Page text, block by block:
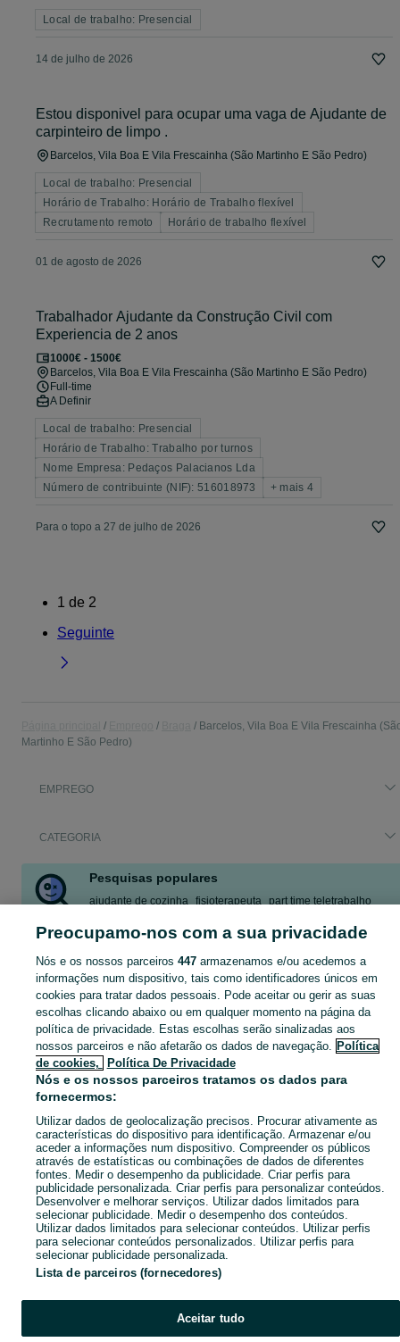
Local de trabalho: Presencial
14 de julho de 2026
Estou disponivel para ocupar uma vaga de Ajudante de
carpinteiro de limpo .
Barcelos, Vila Boa E Vila Frescainha (São Martinho E São Pedro)
Local de trabalho: Presencial
Horário de Trabalho: Horário de Trabalho flexível
Recrutamento remoto
Horário de trabalho flexível
01 de agosto de 2026
Trabalhador Ajudante da Construção Civil com
Experiencia de 2 anos
1000€ - 1500€
Barcelos, Vila Boa E Vila Frescainha (São Martinho E São Pedro)
Full-time
A Definir
Local de trabalho: Presencial
Horário de Trabalho: Trabalho por turnos
Nome Empresa: Pedaços Palacianos Lda
Número de contribuinte (NIF): 516018973
+ mais 4
Para o topo a 27 de julho de 2026
1 de 2
Seguinte
Barcelos, Vila Boa E Vila Frescainha
Martinho E São Pedro)
EMPREGO
CATEGORIA
Pesquisas populares
ajudante de cozinha fisioterapeuta part time teletrabalho
Encontra os melhores ofertas de emprego para ti Barcelos, Vila Boa E Vila Frescainha (São Martinho E São Pedro). Cria o teu Perfil de Candidato e encontra emprego mais rápido!
Mapa do site
Mapa das freguesias
Mapa de mini-sites
Pesquisas populares
Preocupamo-nos com a sua privacidade
Nós e os nossos parceiros 447armazenamos e/ou acedemos a
informações num dispositivo, tais como identificadores únicos em
cookies para tratar dados pessoais. Pode aceitar ou gerir as suas
escolhas clicando abaixo ou em qualquer momento na página da
política de privacidade. Estas escolhas serão sinalizadas aos
nossos parceiros e não afetarão os dados de navegação. Política
de cookies,
Política De Privacidade
Nós e os nossos parceiros tratamos os dados para
fornecermos:
Utilizar dados de geolocalização precisos. Procurar ativamente as
características do dispositivo para identificação. Armazenar e/ou
aceder a informações num dispositivo. Compreender os públicos
através de estatísticas ou combinações de dados de diferentes
fontes. Medir o desempenho da publicidade. Criar perfis para
publicidade personalizada. Criar perfis para personalizar conteúdos.
Desenvolver e melhorar serviços. Utilizar dados limitados para
selecionar publicidade. Medir o desempenho dos conteúdos.
Utilizar dados limitados para selecionar conteúdos. Utilizar perfis
para selecionar conteúdos personalizados. Utilizar perfis para
selecionar publicidade personalizada.
Lista de parceiros (fornecedores)
Aceitar tudo